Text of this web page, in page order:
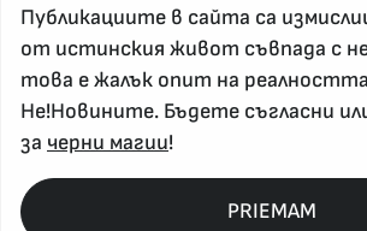
За реклама и връзка с нас, пишете на
nenovinite@gmail.com
Контакт
За нас
Напиши Не!Новина
Абонирай се
Публикациите в сайта са
от истинския живот съвпада с
това е жалък опит на
Не!Новините. Бъдете съгласни
за черни магии!
PRIEMAM